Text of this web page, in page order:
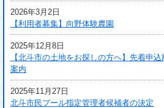
2026年3月2日
【利用者募集】向野体験農園
2025年12月8日
【北斗市の土地をお探しの方へ】先着申
案内
2025年11月27日
北斗市民プール指定管理者候補者の決定